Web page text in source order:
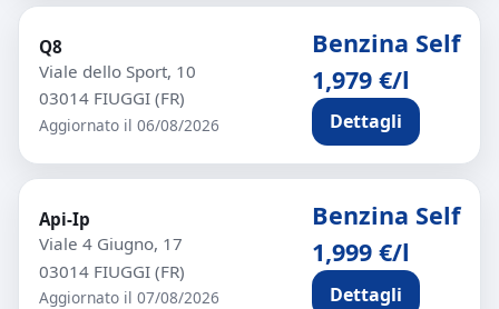
Q8
Viale dello Sport, 10
03014 FIUGGI (FR)
Aggiornato il 06/08/2026
Benzina Self
1,979 €/l
Dettagli
Api-Ip
Viale 4 Giugno, 17
03014 FIUGGI (FR)
Aggiornato il 07/08/2026
Benzina Self
1,999 €/l
Dettagli